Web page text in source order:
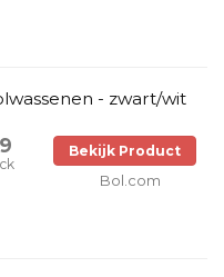
- zwart/wit
Bekijk Product
Bol.com